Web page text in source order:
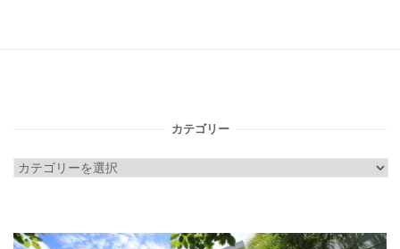
カテゴリー
カ
リ